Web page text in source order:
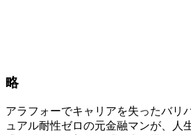
略
アラフォーでキャリアを失ったバリ
ュアル耐性ゼロの元金融マンが、人